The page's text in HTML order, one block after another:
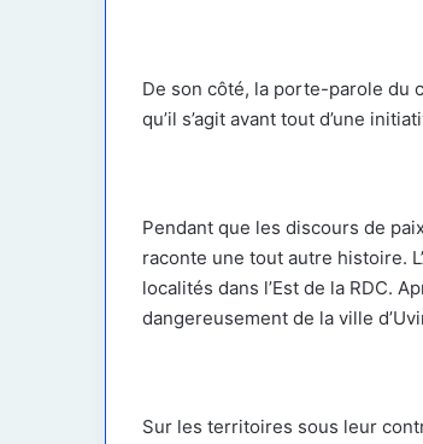
De son côté, la porte-parole du
qu’il s’agit avant tout d’une
Pendant que les discours de
raconte une tout autre histoire.
localités dans l’Est de la RDC.
dangereusement de la ville
Sur les territoires sous leur